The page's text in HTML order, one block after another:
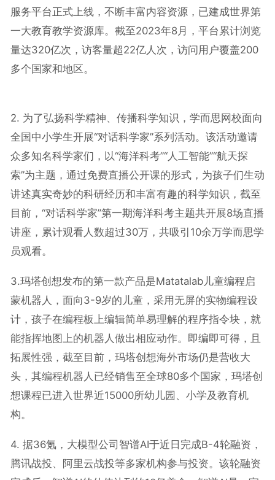
服务平台正式上线，不断丰富内容资源，已建成世界第
一大教育教学资源库。截至2023年8月，平台累计浏览
量达320亿次，访客量超22亿人次，访问用户覆盖200
多个国家和地区。
2. 为了弘扬科学精神、传播科学知识，学而思网校面向
全国中小学生开展“对话科学家”系列活动。该活动邀请
众多知名科学家们，以“海洋科考”“人工智能”“航天探
索”为主题，通过免费直播公开课的形式，为孩子们生动
讲述真实奇妙的科研经历和丰富有趣的科学知识，截至
目前，“对话科学家”第一期海洋科考主题共开展8场直播
讲座，累计观看人数超过30万，共吸引10余万学而思学
员观看。
3.玛塔创想发布的第一款产品是Matatalab儿童编程启
蒙机器人，面向3-9岁的儿童，采用无屏的实物编程设
计，孩子在编程板上编辑简单易理解的程序指令块，就
能指挥地图上的机器人做出相应动作。即编即可得，且
拓展性强，截至目前，玛塔创想海外市场仍是营收大
头，其编程机器人已经销售至全球80多个国家，玛塔创
想课程已进入世界近15000所幼儿园、小学及教育机
构。
4. 据36氪，大模型公司智谱AI于近日完成B-4轮融资，
腾讯战投、阿里云战投等多家机构参与投资。该轮融资